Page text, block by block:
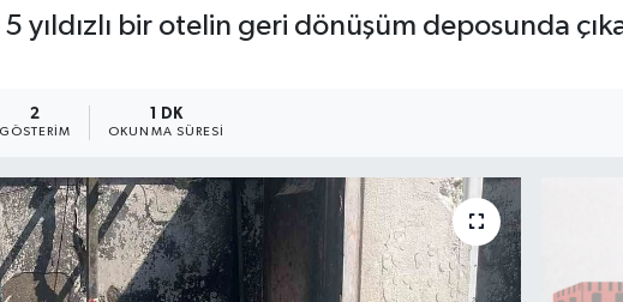
yıldızlı bir otelin geri dönüşüm deposunda
2
GÖSTERIM
1 DK
OKUNMA SÜRESI